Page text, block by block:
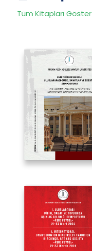
Tüm Kitapları Göster